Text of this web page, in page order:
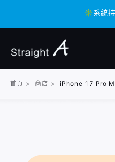
✳️系統持
✳️系統持
首頁 > 商店 > iPhone 17 Pro